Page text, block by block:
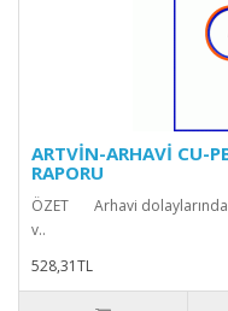
ARTVİN-ARHAVİ CU-
RAPORU
ÖZET Arhavi
v..
528,31TL